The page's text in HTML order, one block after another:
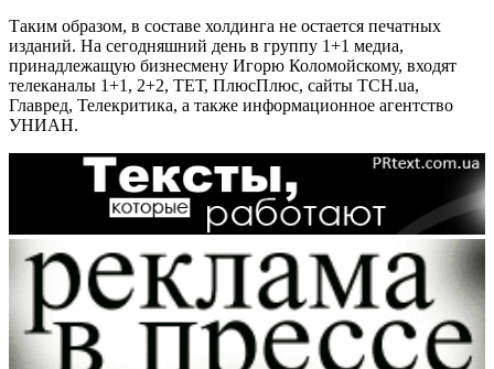
Таким образом, в составе холдинга не остается печатных
изданий. На сегодняшний день в группу 1+1 медиа,
принадлежащую бизнесмену Игорю Коломойскому, входят
телеканалы 1+1, 2+2, ТЕТ, ПлюсПлюс, сайты ТСН.ua,
Главред, Телекритика, а также информационное агентство
УНИАН.